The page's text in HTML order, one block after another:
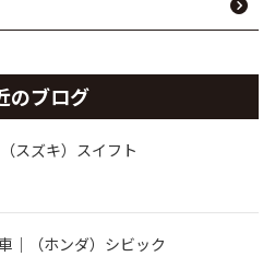
のブログ
スズキ）スイフト
｜（ホンダ）シビック